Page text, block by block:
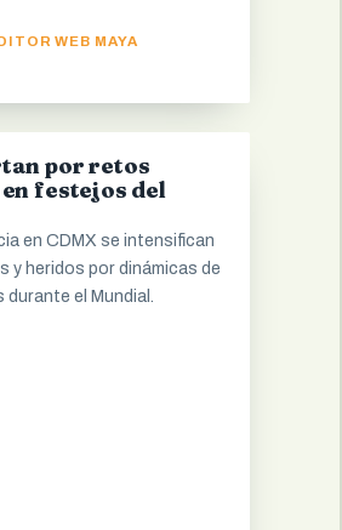
WEB MAYA
por retos
festejos del
en CDMX se intensifican
y heridos por dinámicas de
el Mundial.